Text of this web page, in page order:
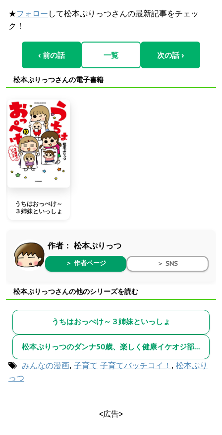
★フォロー して松本ぷりっつさんの最新記事をチェッ
ク！
‹ 前の話 一覧 次の話 ›
松本ぷりっつさんの電子書籍
うちはおっぺけ～
３姉妹といっしょ
作者： 松本ぷりっつ
＞ 作者ページ ＞ SNS
松本ぷりっつさんの他のシリーズを読む
うちはおっぺけ～３姉妹といっしょ
松本ぷりっつのダンナ50歳、楽しく健康イケオジ部！
みんなの漫画, 子育て 子育てバッチコイ！ , 松本ぷり
っつ
<広告>